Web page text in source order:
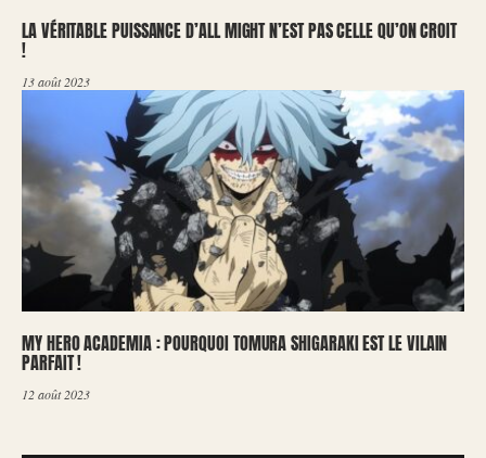
LA VÉRITABLE PUISSANCE D’ALL MIGHT N’EST PAS CELLE QU’ON CROIT
!
13 août 2023
MY HERO ACADEMIA : POURQUOI TOMURA SHIGARAKI EST LE VILAIN
PARFAIT !
12 août 2023